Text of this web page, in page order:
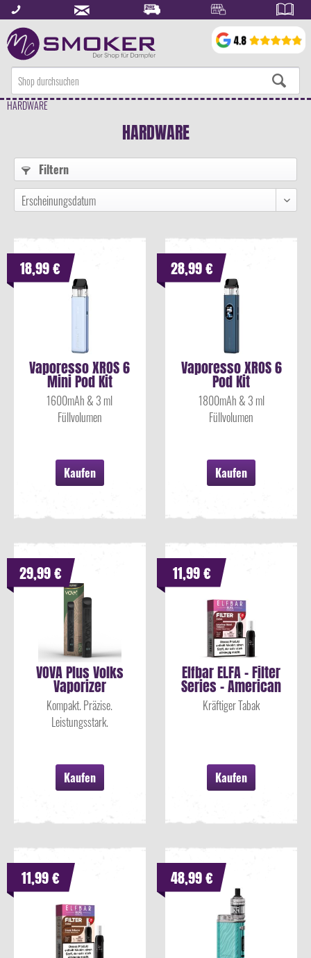
HARDWARE
HARDWARE
Filtern
Vaporesso XROS 6
Mini Pod Kit
1600mAh & 3 ml
Füllvolumen
Kaufen
18,99 €
Vaporesso XROS 6
Pod Kit
1800mAh & 3 ml
Füllvolumen
Kaufen
28,99 €
VOVA Plus Volks
Vaporizer
Kompakt. Präzise.
Leistungsstark.
Kaufen
29,99 €
Elfbar ELFA - Filter
Series - American
Blend...
Kräftiger Tabak
Kaufen
11,99 €
11,99 € 48,99 €